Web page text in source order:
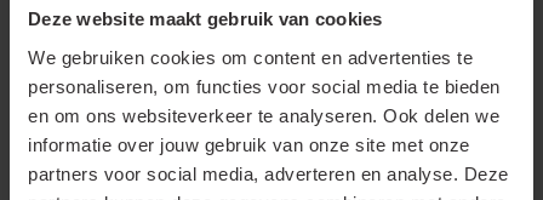
Deze website maakt gebruik van cookies
We gebruiken cookies om content en advertenties te
personaliseren, om functies voor social media te bieden
en om ons websiteverkeer te analyseren. Ook delen we
informatie over jouw gebruik van onze site met onze
partners voor social media, adverteren en analyse. Deze
fase-afsnijding met behulp van een trailing edge dimmer, zodat
Specificaties in het kort
350mA